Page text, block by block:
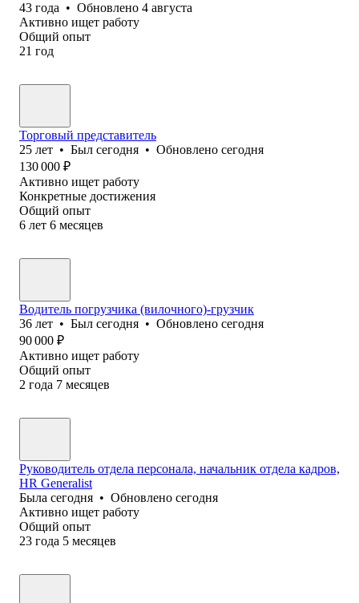
43 года • Обновлено 4 августа
Активно ищет работу
Общий опыт
21 год
Торговый представитель
25 лет • Был сегодня • Обновлено сегодня
130 000 ₽
Активно ищет работу
Конкретные достижения
Общий опыт
6 лет 6 месяцев
Водитель погрузчика (вилочного)-грузчик
36 лет • Был сегодня • Обновлено сегодня
90 000 ₽
Активно ищет работу
Общий опыт
2 года 7 месяцев
Руководитель отдела персонала, начальник отдела кадров,
HR Generalist
Была сегодня • Обновлено сегодня
Активно ищет работу
Общий опыт
23 года 5 месяцев